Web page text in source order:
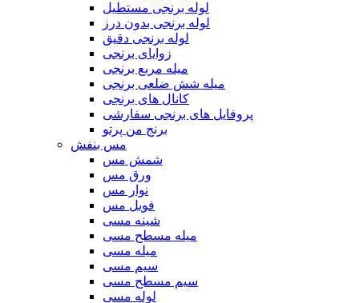
لوله برنجی مستطیل
لوله برنجی بدون درز
لوله برنجی دقیق
زوایای برنجی
میله مربع برنجی
میله شش ضلعی برنجی
کانال های برنجی
پروفایل های برنجی سفارشی
برنج من پرتو
مس بنفش
شمش مس
ورق مس
نوار مس
فویل مس
شینه مسی
میله مسطح مسی
میله مسی
سیم مسی
سیم مسطح مسی
لوله مسی